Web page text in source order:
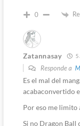
0
Zatannasay 5
Responde a
Es el mal del
acabaconvertido
Por eso me limito
Si no Dragon Ball